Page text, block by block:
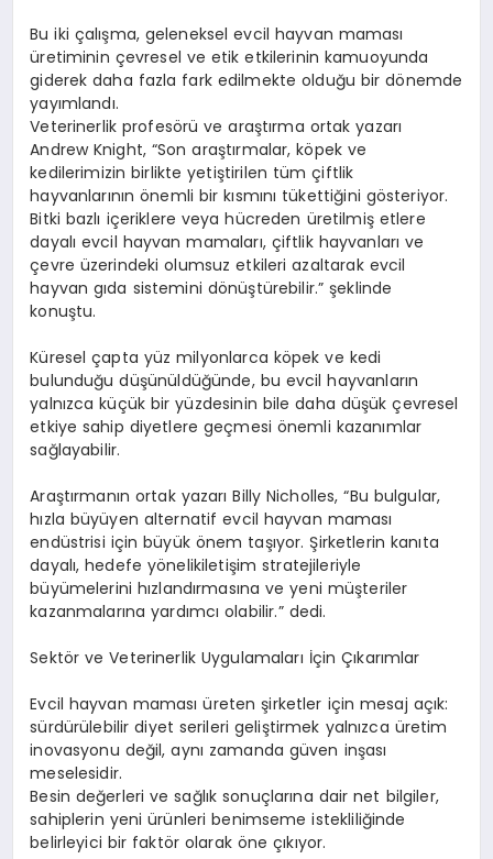
Bu iki çalışma, geleneksel evcil hayvan maması
üretiminin çevresel ve etik etkilerinin kamuoyunda
giderek daha fazla fark edilmekte olduğu bir dönemde
yayımlandı.
Veterinerlik profesörü ve araştırma ortak yazarı
Andrew Knight, “Son araştırmalar, köpek ve
kedilerimizin birlikte yetiştirilen tüm çiftlik
hayvanlarınınönemli bir kısmını tükettiğini gösteriyor.
Bitki bazlı içeriklere veyahücreden üretilmiş etlere
dayalı evcil hayvan mamaları, çiftlik hayvanlarıve
çevre üzerindeki olumsuz etkileri azaltarak evcil
hayvan gıda sistemini dönüştürebilir.” şeklinde
konuştu.
Küresel çapta yüz milyonlarca köpek ve kedi
bulunduğu düşünüldüğünde, bu evcil hayvanların
yalnızca küçük bir yüzdesinin bile daha düşük çevresel
etkiye sahip diyetlere geçmesi önemli kazanımlar
sağlayabilir.
Araştırmanın ortak yazarıBillyNicholles,“Bu bulgular,
hızla büyüyen alternatif evcil hayvan maması
endüstrisi için büyük önem taşıyor. Şirketlerin kanıta
dayalı, hedefe yönelikiletişim stratejileriyle
büyümelerini hızlandırmasına ve yeni müşteriler
kazanmalarına yardımcı olabilir.” dedi.
Sektör ve Veterinerlik Uygulamaları İçin Çıkarımlar
Evcil hayvan maması üreten şirketler için mesaj açık:
sürdürülebilir diyet serileri geliştirmek yalnızca üretim
inovasyonu değil, aynı zamanda güven inşası
meselesidir.
Besin değerleri ve sağlık sonuçlarına dair net bilgiler,
sahiplerin yeni ürünleri benimseme istekliliğinde
belirleyici bir faktör olarak öne çıkıyor.